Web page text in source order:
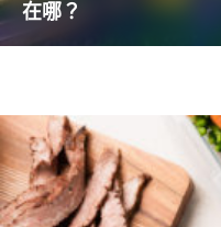
在哪？